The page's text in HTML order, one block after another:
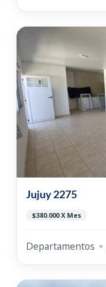
Jujuy 2275
$380.000 X Mes
Departamentos